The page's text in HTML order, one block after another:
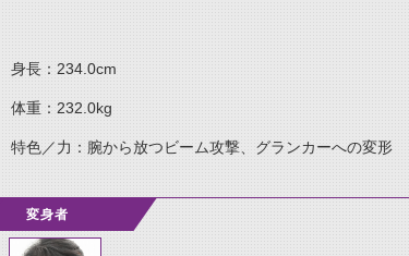
身長：234.0cm
体重：232.0kg
特色／力：腕から放つビーム攻撃、グランカーへの変形
変身者